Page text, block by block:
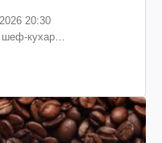
20:30
шеф-кухар